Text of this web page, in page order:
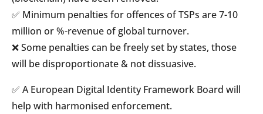
✅ Minimum penalties for offences of TSPs are 7-10
million or %-revenue of global turnover.
❌ Some penalties can be freely set by states, those
will be disproportionate & not dissuasive.
✅ A European Digital Identity Framework Board will
help with harmonised enforcement.